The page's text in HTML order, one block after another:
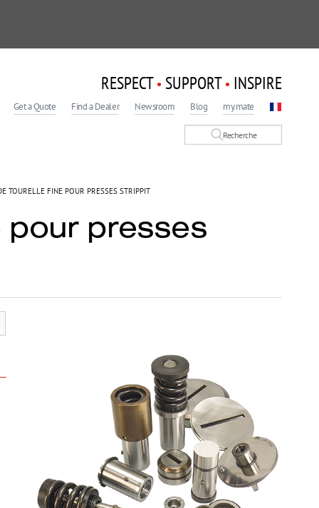
RESPECT • SUPPORT • INSPIRE
Get a Quote Find a Dealer Newsroom Blog my.mate
TOURELLE FINE POUR PRESSES STRIPPIT
pour presses